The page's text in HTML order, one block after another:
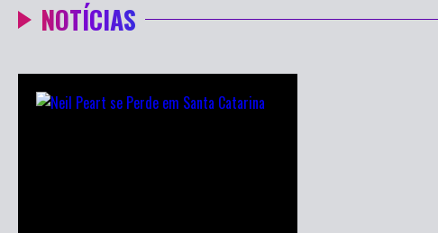
NOTÍCIAS